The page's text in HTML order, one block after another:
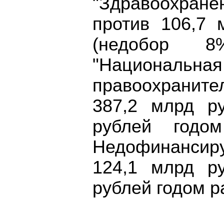
против 106,7
(недобор
387,2 млрд
рублей
124,1 млрд
рублей годом